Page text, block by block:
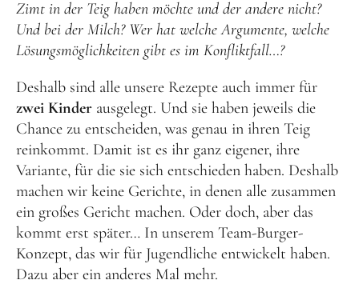
Zimt in der Teig haben möchte und der andere nicht?
Und bei der Milch? Wer hat welche Argumente, welche
Lösungsmöglichkeiten gibt es im Konfliktfall…?
Deshalb sind alle unsere Rezepte auch immer für
zwei Kinder ausgelegt. Und sie haben jeweils die
Chance zu entscheiden, was genau in ihren Teig
reinkommt. Damit ist es ihr ganz eigener, ihre
Variante, für die sie sich entschieden haben. Deshalb
machen wir keine Gerichte, in denen alle zusammen
ein großes Gericht machen. Oder doch, aber das
kommt erst später… In unserem Team-Burger-
Konzept, das wir für Jugendliche entwickelt haben.
Dazu aber ein anderes Mal mehr.